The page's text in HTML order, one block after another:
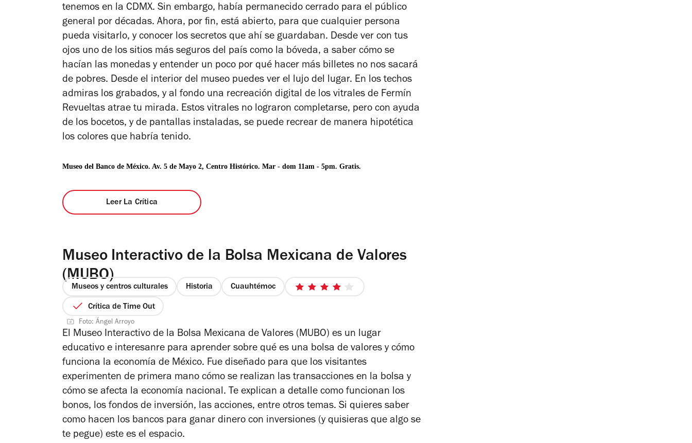
tenemos en la CDMX. Sin embargo, había permanecido cerrado para el público
general por décadas. Ahora, por fin, está abierto, para que cualquier persona
pueda visitarlo, y conocer los secretos que ahí se guardaban. Desde ver con tus
ojos uno de los sitios más seguros del país como la bóveda, a saber cómo se
hacían las monedas y entender un poco por qué hacer más billetes no nos sacará
de pobres. Desde el interior del museo puedes ver el lujo del lugar. En los techos
admiras los grabados, y al fondo una recreación digital de los vitrales de Fermín
Revueltas atrae tu mirada. Estos vitrales no lograron completarse, pero con ayuda
de los bocetos, y de pantallas instaladas, se puede recrear de manera hipotética
los colores que habría tenido.
Museo del Banco de México. Av. 5 de Mayo 2, Centro Histórico. Mar - dom 11am - 5pm. Gratis.
Leer La Crítica
Museo Interactivo de la Bolsa Mexicana de Valores
(MUBO)
Museos y centros culturales Historia Cuauhtémoc
4
estrellas
Crítica de Time Out
Foto: Ángel Arroyo
El Museo Interactivo de la Bolsa Mexicana de Valores (MUBO) es un lugar
educativo e interesanre para aprender sobre qué es una bolsa de valores y cómo
funciona la economía de México. Fue diseñado para que los visitantes
experimenten de primera mano cómo se realizan las transacciones en la bolsa y
cómo se afecta la economía nacional. Te explican a detalle como funcionan los
bonos, los fondos de inversión, las acciones, entre otros temas. Si quieres saber
como hacen los bancos para ganar dinero con inversiones (y quisieras que algo se
te pegue) este es el espacio.